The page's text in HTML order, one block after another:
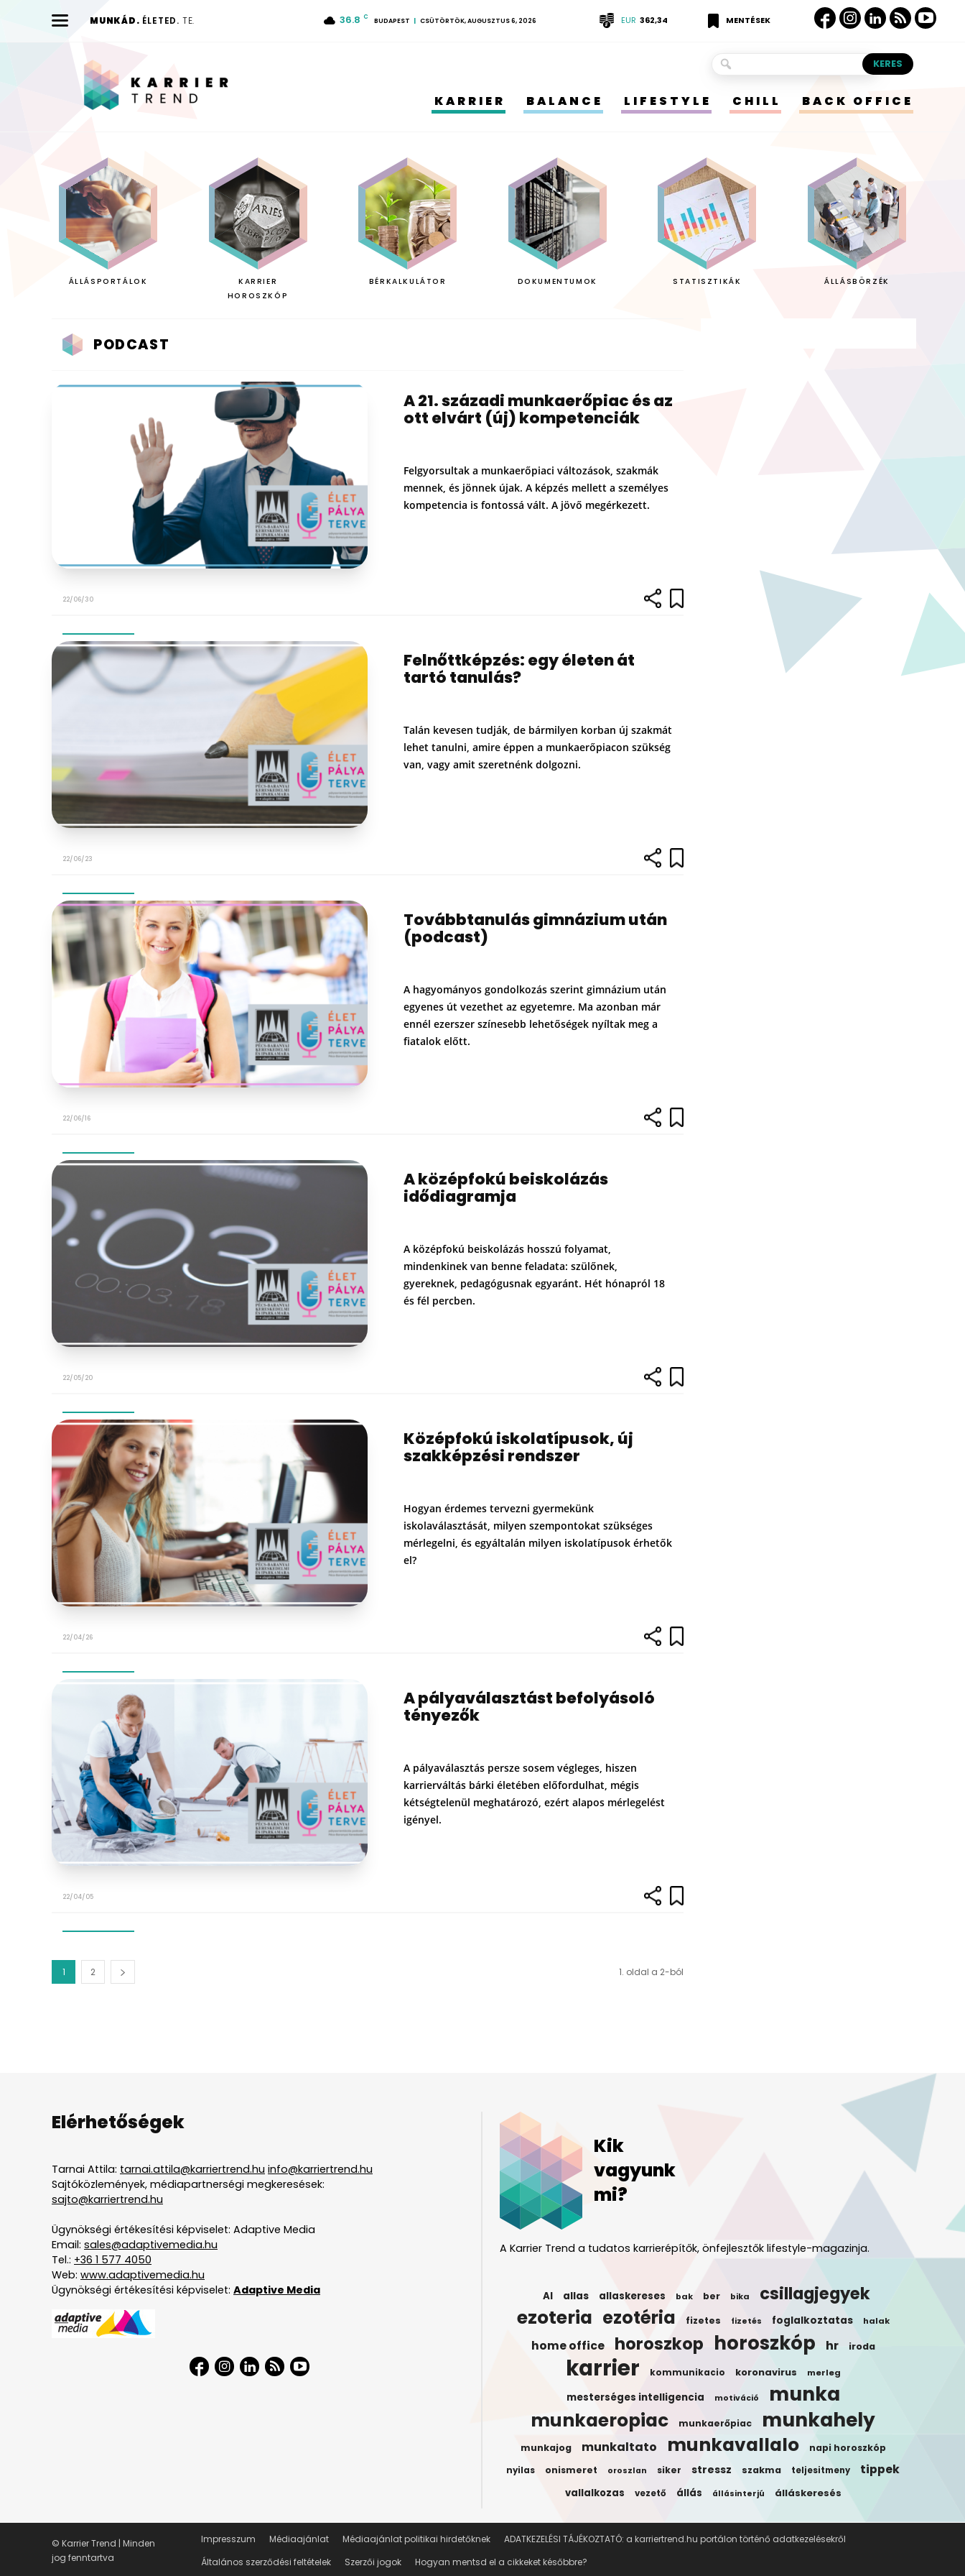
MUNKÁD. ÉLETED. TE. 36.8 C BUDAPEST CSÜTÖRTÖK, AUGUSZTUS 6, 2026 EUR 362,34 MENTÉSEK
KARRIER BALANCE LIFESTYLE CHILL BACK OFFICE
ÁLLÁSPORTÁLOK
KARRIER
HOROSZKÓP
BÉRKALKULÁTOR DOKUMENTUMOK STATISZTIKÁK ÁLLÁSBÖRZÉK
PODCAST
A 21. századi munkaerőpiac és az
ott elvárt (új) kompetenciák
Felgyorsultak a munkaerőpiaci változások, szakmák
mennek, és jönnek újak. A képzés mellett a személyes
kompetencia is fontossá vált. A jövő megérkezett.
22/06/30
Felnőttképzés: egy életen át
tartó tanulás?
Talán kevesen tudják, de bármilyen korban új szakmát
lehet tanulni, amire éppen a munkaerőpiacon szükség
van, vagy amit szeretnénk dolgozni.
22/06/23
Továbbtanulás gimnázium után
(podcast)
A hagyományos gondolkozás szerint gimnázium után
egyenes út vezethet az egyetemre. Ma azonban már
ennél ezerszer színesebb lehetőségek nyíltak meg a
fiatalok előtt.
22/06/16
A középfokú beiskolázás
idődiagramja
A középfokú beiskolázás hosszú folyamat,
mindenkinek van benne feladata: szülőnek,
gyereknek, pedagógusnak egyaránt. Hét hónapról 18
és fél percben.
22/05/20
Középfokú iskolatípusok, új
szakképzési rendszer
Hogyan érdemes tervezni gyermekünk
iskolaválasztását, milyen szempontokat szükséges
mérlegelni, és egyáltalán milyen iskolatípusok érhetők
el?
22/04/26
A pályaválasztást befolyásoló
tényezők
A pályaválasztás persze sosem végleges, hiszen
karrierváltás bárki életében előfordulhat, mégis
kétségtelenül meghatározó, ezért alapos mérlegelést
igényel.
22/04/05
1 2 1. oldal a 2-ból
Elérhetőségek
Tarnai Attila: tarnai.attila@karriertrend.hu info@karriertrend.hu
Sajtóközlemények, médiapartnerségi megkeresések:
sajto@karriertrend.hu
Ügynökségi értékesítési képviselet: Adaptive Media
Email: sales@adaptivemedia.hu
Tel.: +36 1 577 4050
Web: www.adaptivemedia.hu
Ügynökségi értékesítési képviselet: Adaptive Media
Kik
vagyunk
mi?
A Karrier Trend a tudatos karrierépítők, önfejlesztők lifestyle-magazinja.
AI allas allaskereses bak ber bika csillagjegyek
ezoteria ezotéria fizetes fizetés foglalkoztatas halak
home office horoszkop horoszkóp hr iroda
karrier kommunikacio koronavirus merleg
mesterséges intelligencia motiváció munka
munkaeropiac munkaerőpiac munkahely
munkajog munkaltato munkavallalo napi horoszkóp
nyilas onismeret oroszlan siker stressz szakma teljesitmeny tippek
vallalkozas vezető állás állásinterjú álláskeresés
Impresszum Médiaajánlat Médiaajánlat politikai hirdetőknek
ADATKEZELÉSI TÁJÉKOZTATÓ: a karriertrend.hu portálon történő adatkezelésekről
Általános szerződési feltételek
Szerzői jogok Hogyan mentsd el a cikkeket későbbre?
© Karrier Trend | Minden
jog fenntartva